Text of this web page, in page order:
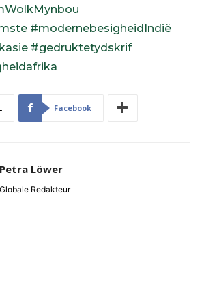
#modernebesigheidIndië
#gedruktetydskrif
Facebook
Petra Löwer
Globale Redakteur